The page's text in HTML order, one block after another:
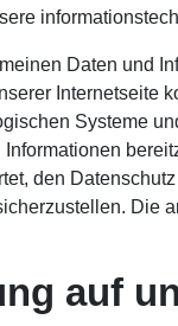
Daten und
Internetseite
Systeme
den
Die
auf